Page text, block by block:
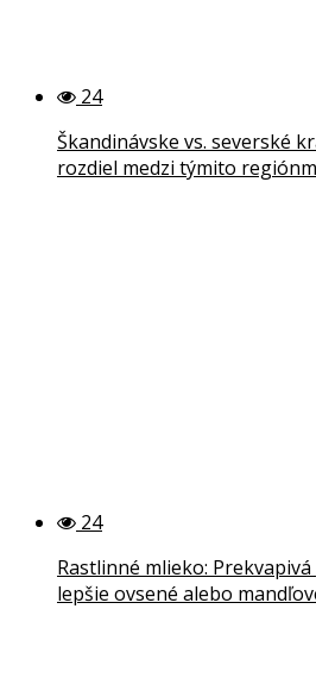
24
Škandinávske vs. severské
rozdiel medzi týmito
24
Rastlinné mlieko:
lepšie ovsené alebo